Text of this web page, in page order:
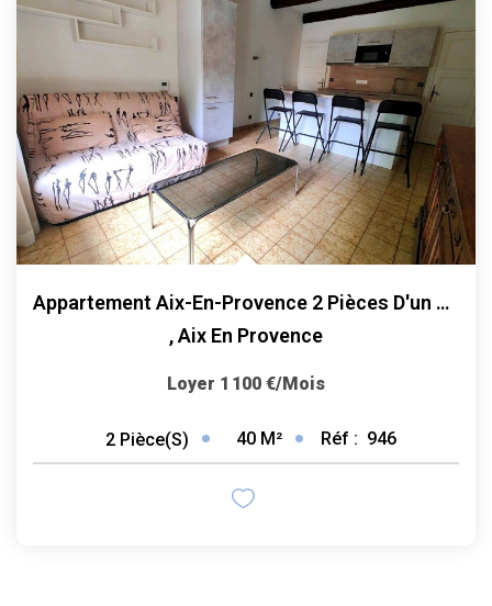
Appartement Aix-En-Provence 2 Pièces D'un Peu Plus De 40 M2
,Aix En Provence
Loyer 1 100 €/mois
2 Pièce(s) 40 M² Réf : 946